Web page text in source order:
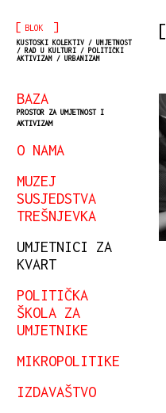
[ BLOK ]
KUSTOSKI KOLEKTIV / UMJETNOST
/ RAD U KULTURI / POLITIČKI
AKTIVIZAM / URBANIZAM
BAZA
PROSTOR ZA UMJETNOST I
AKTIVIZAM
O NAMA
MUZEJ
SUSJEDSTVA
TREŠNJEVKA
UMJETNICI ZA
KVART
POLITIČKA
ŠKOLA ZA
UMJETNIKE
MIKROPOLITIKE
IZDAVAŠTVO